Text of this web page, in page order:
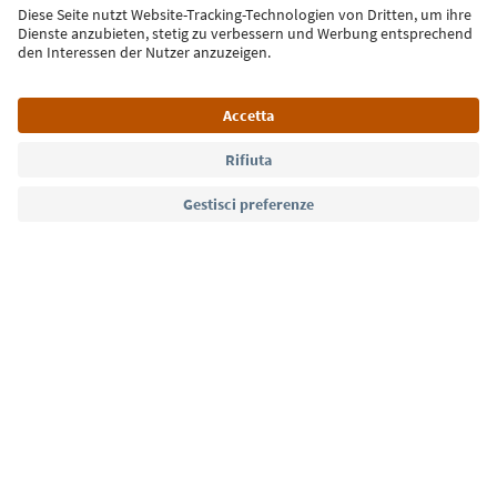
Iscriviti alla newsletter